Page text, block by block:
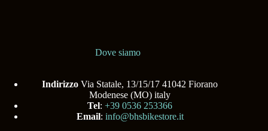
Dove siamo
Indirizzo Via Statale, 13/15/17 41042 Fiorano
Modenese (MO) italy
Tel:+39 0536 253366
Email: info@bhsbikestore.it